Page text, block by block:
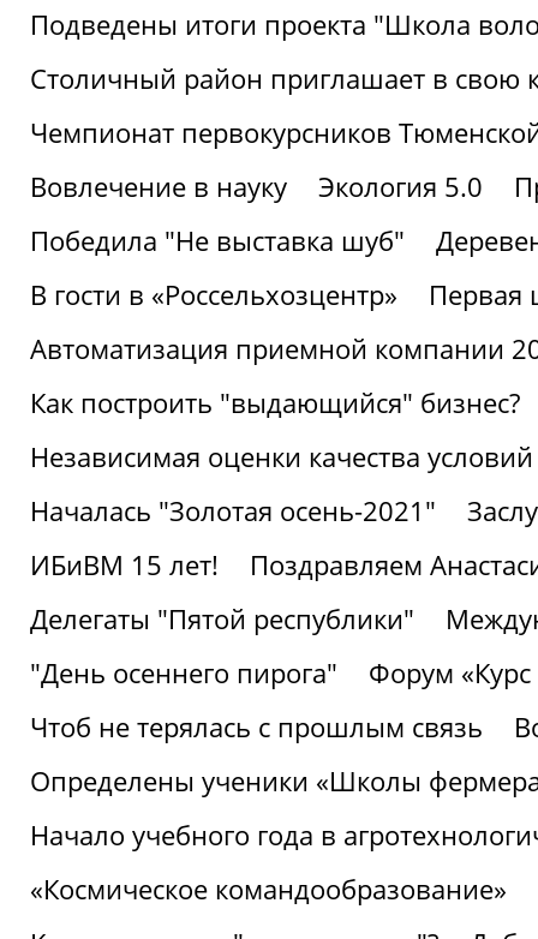
Подведены итоги проекта "Школа
Столичный район приглашает в свою
Чемпионат первокурсников
Вовлечение в науку
Экология 5.0
Победила "Не выставка шуб"
В гости в «Россельхозцентр»
Первая
Автоматизация приемной компании
Как построить "выдающийся" бизнес?
Независимая оценки качества
Началась "Золотая осень-2021"
ИБиВМ 15 лет!
Поздравляем
Делегаты "Пятой республики"
"День осеннего пирога"
Форум «Курс
Чтоб не терялась с прошлым связь
Определены ученики «Школы
Начало учебного года в
«Космическое командообразование»